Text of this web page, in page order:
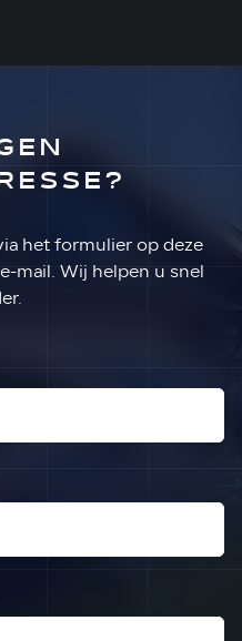
het formulier op deze
mail. Wij helpen u snel